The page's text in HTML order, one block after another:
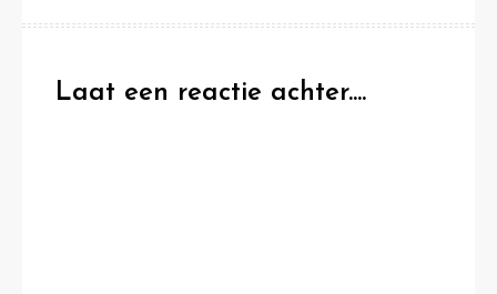
Laat een reactie achter....